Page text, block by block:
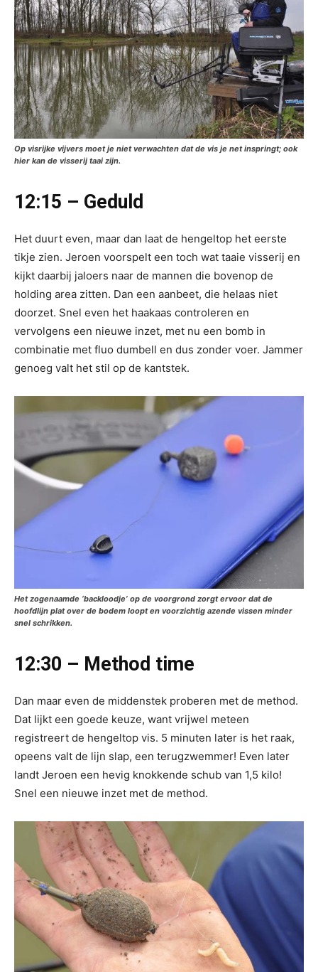
Op visrijke vijvers moet je niet verwachten dat de vis je net inspringt; ook
hier kan de visserij taai zijn.
12:15 – Geduld
Het duurt even, maar dan laat de hengeltop het eerste
tikje zien. Jeroen voorspelt een toch wat taaie visserij en
kijkt daarbij jaloers naar de mannen die bovenop de
holding area zitten. Dan een aanbeet, die helaas niet
doorzet. Snel even het haakaas controleren en
vervolgens een nieuwe inzet, met nu een bomb in
combinatie met fluo dumbell en dus zonder voer. Jammer
genoeg valt het stil op de kantstek.
Het zogenaamde ‘backloodje’ op de voorgrond zorgt ervoor dat de
hoofdlijn plat over de bodem loopt en voorzichtig azende vissen minder
snel schrikken.
12:30 – Method time
Dan maar even de middenstek proberen met de method.
Dat lijkt een goede keuze, want vrijwel meteen
registreert de hengeltop vis. 5 minuten later is het raak,
opeens valt de lijn slap, een terugzwemmer! Even later
landt Jeroen een hevig knokkende schub van 1,5 kilo!
Snel een nieuwe inzet met de method.